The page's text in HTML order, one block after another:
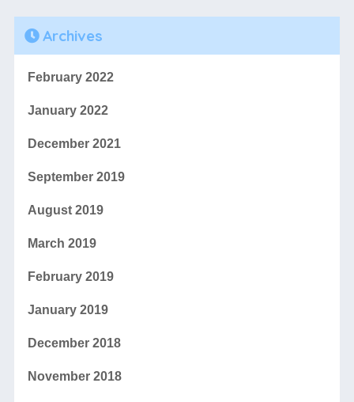
Archives
February 2022
January 2022
December 2021
September 2019
August 2019
March 2019
February 2019
January 2019
December 2018
November 2018